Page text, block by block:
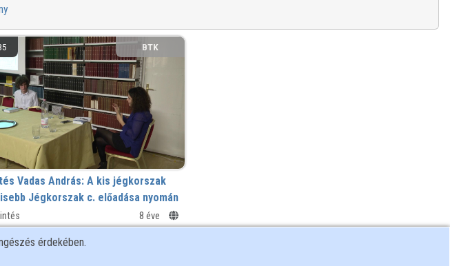
BTK
Vadas András: A kis jégkorszak
Jégkorszak c. előadása nyomán
8 éve
érdekében.